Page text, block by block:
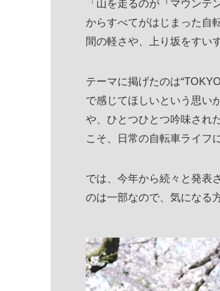
「山を走るのが『マウン
からすべてがはじまった自
間の軽さや、上り坂をすい
テーマに掲げたのは
で感じてほしいという思い
や、ひとつひとつ吟味され
こそ、日常の自転車ライフ
では、今年から続々と発表
のは一部なので、気になる